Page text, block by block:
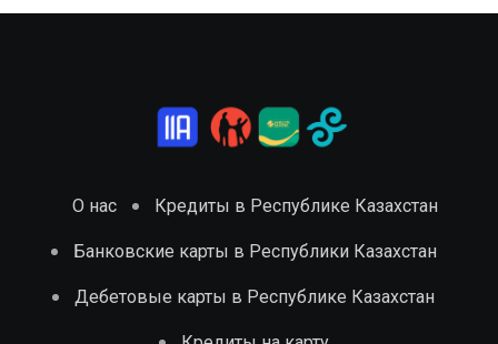
О нас Кредиты в Республике Казахстан
Банковские карты в Республики Казахстан
Дебетовые карты в Республике Казахстан